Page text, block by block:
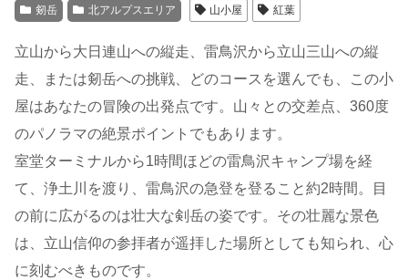
剱岳 北アルプスエリア 山小屋 紅葉
立山から大日連山への縦走、雷鳥沢から立山三山への縦
走、または剱岳への挑戦、どのコースを選んでも、この小
屋はあなたの冒険の出発点です。山々との交差点、360度
のパノラマの絶景ポイントでもあります。
室堂ターミナルから1時間ほどの雷鳥沢キャンプ場を経
て、浄土川を渡り、雷鳥沢の急登を登ること約2時間。目
の前に広がるのは壮大な剣岳の姿です。その壮麗な景色
は、立山信仰の参拝者が遥拝した場所としても知られ、心
に刻むべきものです。